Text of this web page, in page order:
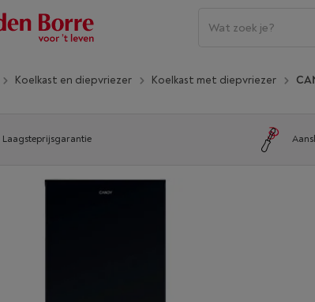
Koelkast en diepvriezer Koelkast met diepvriezer
Laagsteprijsgarantie